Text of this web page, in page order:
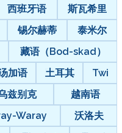
西班牙语
斯瓦希里
锡尔赫蒂
泰米尔
藏语（Bod-skad）
加语 土耳其
Twi
兹别克
越南语
Waray
沃洛夫